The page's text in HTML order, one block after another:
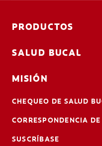
PRODUCTOS
SALUD BUCAL
MISIÓN
CHEQUEO DE SALUD
CORRESPONDENCIA
SUSCRÍBASE